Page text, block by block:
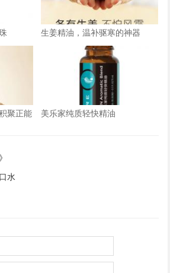
生姜精油，温补驱寒的神器
聚正能
美乐家纯质轻快精油
水